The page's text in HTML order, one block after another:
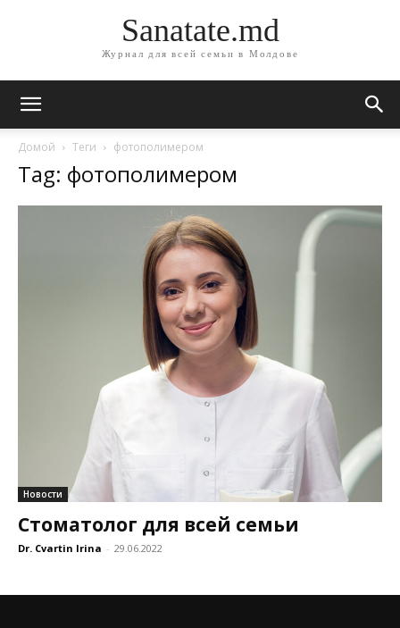
Sanatate.md
Журнал для всей семьи в Молдове
Домой Теги фотополимером
Tag: фотополимером
Новости
Стоматолог для всей семьи
Dr. Cvartin Irina - 29.06.2022